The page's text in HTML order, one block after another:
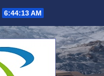
6:44:13 AM